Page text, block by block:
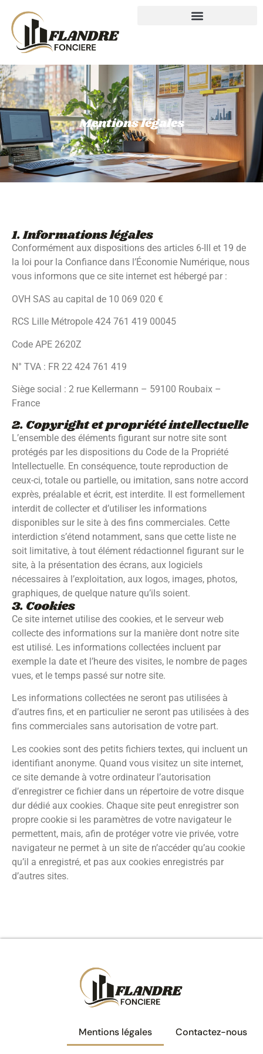
Mentions légales
1. Informations légales
Conformément aux dispositions des articles 6-III et 19 de
la loi pour la Confiance dans l’Économie Numérique, nous
vous informons que ce site internet est hébergé par :
OVH SAS au capital de 10 069 020 €
RCS Lille Métropole 424 761 419 00045
Code APE 2620Z
N° TVA : FR 22 424 761 419
Siège social : 2 rue Kellermann – 59100 Roubaix –
France
2. Copyright et propriété intellectuelle
L’ensemble des éléments figurant sur notre site sont
protégés par les dispositions du Code de la Propriété
Intellectuelle. En conséquence, toute reproduction de
ceux-ci, totale ou partielle, ou imitation, sans notre accord
exprès, préalable et écrit, est interdite. Il est formellement
interdit de collecter et d’utiliser les informations
disponibles sur le site à des fins commerciales. Cette
interdiction s’étend notamment, sans que cette liste ne
soit limitative, à tout élément rédactionnel figurant sur le
site, à la présentation des écrans, aux logiciels
nécessaires à l’exploitation, aux logos, images, photos,
graphiques, de quelque nature qu’ils soient.
3. Cookies
Ce site internet utilise des cookies, et le serveur web
collecte des informations sur la manière dont notre site
est utilisé. Les informations collectées incluent par
exemple la date et l’heure des visites, le nombre de pages
vues, et le temps passé sur notre site.
Les informations collectées ne seront pas utilisées à
d’autres fins, et en particulier ne seront pas utilisées à des
fins commerciales sans autorisation de votre part.
Les cookies sont des petits fichiers textes, qui incluent un
identifiant anonyme. Quand vous visitez un site internet,
ce site demande à votre ordinateur l’autorisation
d’enregistrer ce fichier dans un répertoire de votre disque
dur dédié aux cookies. Chaque site peut enregistrer son
propre cookie si les paramètres de votre navigateur le
permettent, mais, afin de protéger votre vie privée, votre
navigateur ne permet à un site de n’accéder qu’au cookie
qu’il a enregistré, et pas aux cookies enregistrés par
d’autres sites.
Mentions légales Contactez-nous